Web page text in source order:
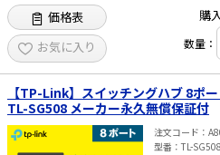
ボックス・ビニル電線管付属品・
みカバー
工具関連
EV充電設備工事関連
感染症関連
トマウンテ
認証:FCC、CE、RoHs メ
✅TP-Link
ださい。メ
仕様、外観
新仕様の商
在庫が混在
価格表
お気に入り
購
数量：
【TP-Link】スイッチングハブ 8ポ
TL-SG508 メーカー永久無償保証付
注文コード
型番
TL-SG508